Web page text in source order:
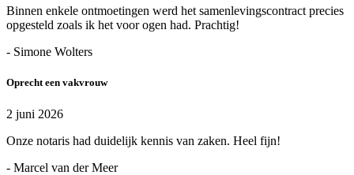
Binnen enkele ontmoetingen werd het samenlevingscontract precies
opgesteld zoals ik het voor ogen had. Prachtig!
- Simone Wolters
Oprecht een vakvrouw
2 juni 2026
Onze notaris had duidelijk kennis van zaken. Heel fijn!
- Marcel van der Meer